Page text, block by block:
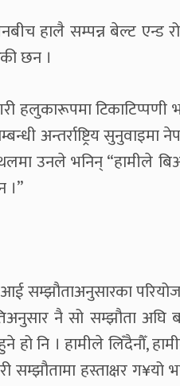
हालै सम्पन्न बेल्ट एन्ड
छन ।
हलुकारूपमा
अन्तर्राष्ट्रिय सुनुवाइमा
उनले भनिन् “हामीले
।”
सम्झौताअनुसारका
नै सो सम्झौता अघि
हो नि । हामीले लिँदैनौँ,
हस्ताक्षर ग¥यो